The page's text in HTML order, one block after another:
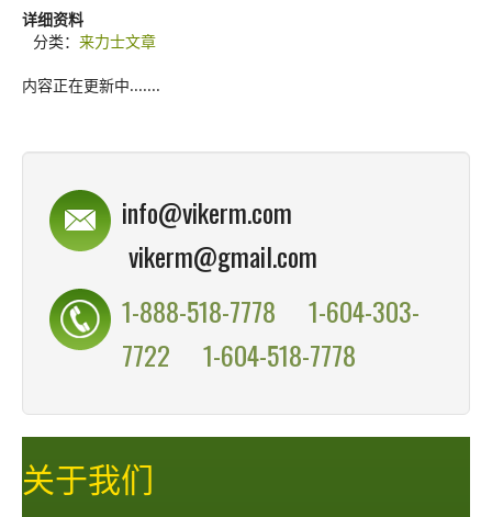
详细资料
分类： 来力士文章
内容正在更新中.......
info@vikerm.com
vikerm@gmail.com
1-888-518-7778
1-604-303-
7722
1-604-518-7778
关于我们